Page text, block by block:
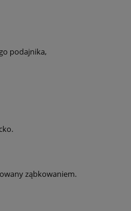
podajnika,
ząbkowaniem.